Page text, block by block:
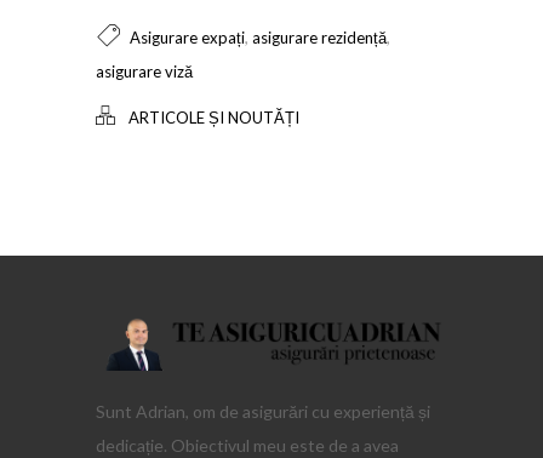
Asigurare expați, asigurare rezidență,
asigurare viză
ARTICOLE ȘI NOUTĂȚI
Sunt Adrian, om de asigurări cu experiență și
dedicație. Obiectivul meu este de a avea